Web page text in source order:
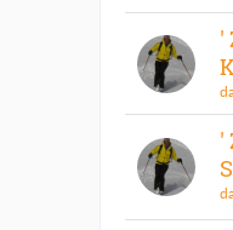
'
'